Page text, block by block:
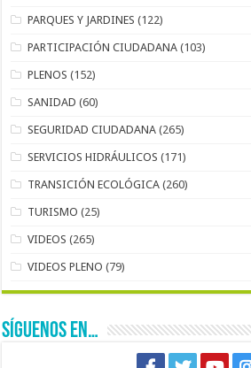
PARQUES Y JARDINES (122)
PARTICIPACIÓN CIUDADANA (103)
PLENOS (152)
SANIDAD (60)
SEGURIDAD CIUDADANA (265)
SERVICIOS HIDRÁULICOS (171)
TRANSICIÓN ECOLÓGICA (260)
TURISMO (25)
VIDEOS (265)
VIDEOS PLENO (79)
SÍGUENOS EN…